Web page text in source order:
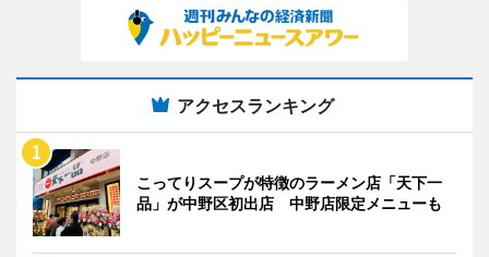
アクセスランキング
こってりスープが特徴のラーメン店「天下一
品」が中野区初出店 中野店限定メニューも